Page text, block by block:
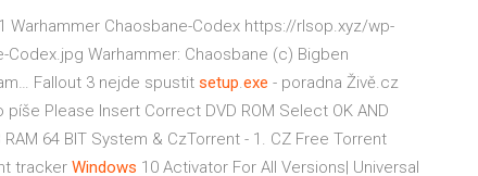
Warhammer Chaosbane-Codex https://rlsop.xyz/wp-
Warhammer: Chaosbane (c) Bigben
Fallout 3 nejde spustit setup.exe - poradna Živě.cz
Please Insert Correct DVD ROM Select OK AND
64 BIT System & CzTorrent - 1. CZ Free Torrent
tracker Windows 10 Activator For All Versions| Universal